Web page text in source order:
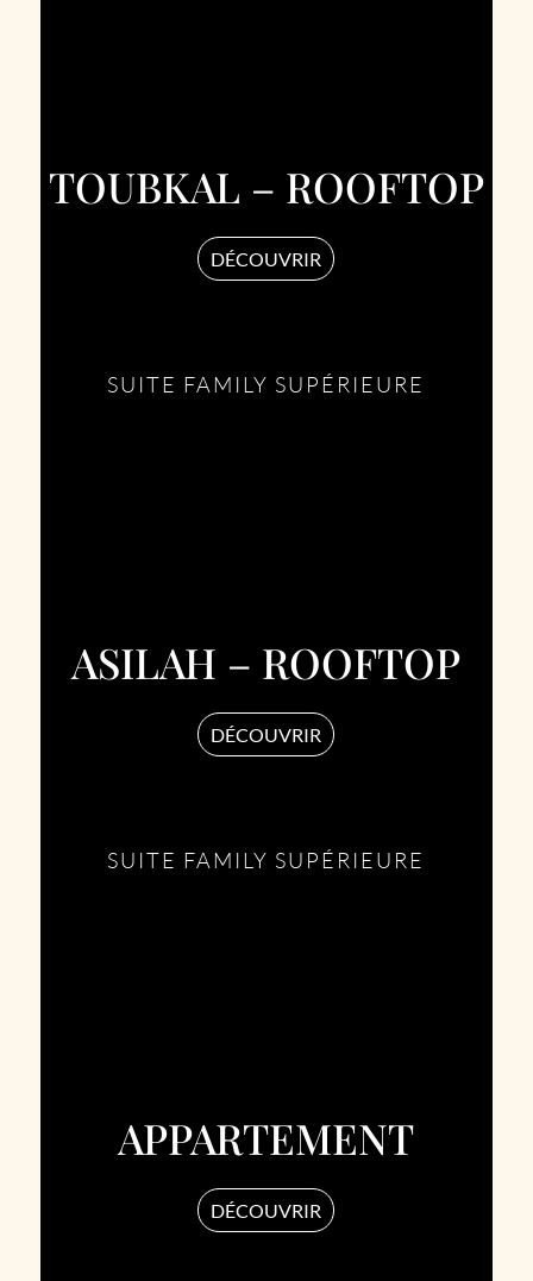
TOUBKAL – ROOFTOP
DÉCOUVRIR
SUITE FAMILY SUPÉRIEURE
ASILAH – ROOFTOP
DÉCOUVRIR
SUITE FAMILY SUPÉRIEURE
APPARTEMENT
DÉCOUVRIR